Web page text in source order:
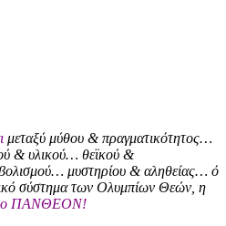
μεταξύ μύθου & πραγματικότητος…
& υλικού… θεϊκού &
μυστηρίου & αληθείας… ό
σύστημα των Ολυμπίων Θεών, η
ΠΑΝΘΕΟΝ!